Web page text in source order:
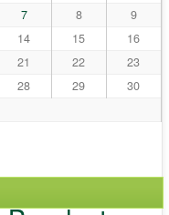
7 8
9
14 15
16
21 22
23
28 29
30